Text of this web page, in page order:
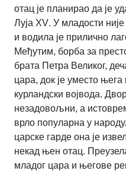
отац је планирао да је
Луја XV. У младости
и водила је прилично
Међутим, борба за
брата Петра Великог,
цара, док је уместо
курландски војвода.
незадовољни, а
врло популарна у
царске гарде она је
некад њен отац.
младог цара и његове